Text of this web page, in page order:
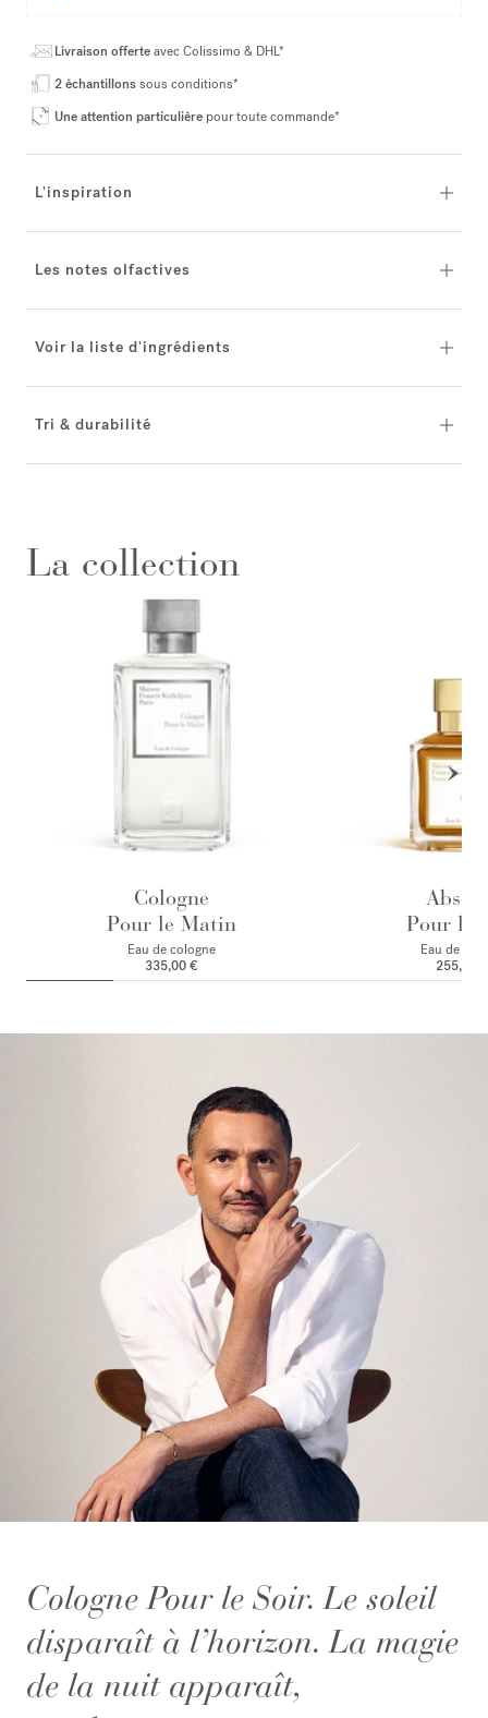
Livraison offerteavec Colissimo & DHL*
2 échantillonssous conditions*
Une attention particulière pour toute commande*
L'inspiration
Les notes olfactives
Voir la liste d'ingrédients
Tri & durabilité
La collection
Cologne
Pour le Matin
Eau de cologne
335,00 €
Pour le
Eau de
255,00 €
Cologne Pour le Soir. Le soleil
disparaît à l’horizon. La magie
de la nuit apparaît,